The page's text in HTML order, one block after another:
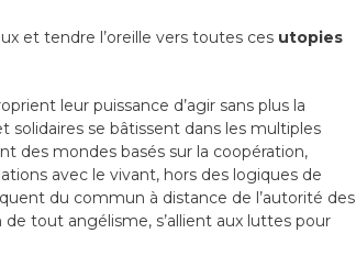
et tendre l’oreille vers toutes ces utopies
leur puissance d’agir sans plus la
solidaires se bâtissent dans les multiples
des mondes basés sur la coopération,
avec le vivant, hors des logiques de
du commun à distance de l’autorité des
tout angélisme, s’allient aux luttes pour